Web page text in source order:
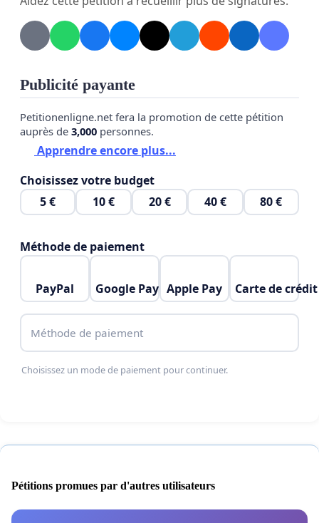
nourriture invendus dans les grandes surfaces.
Leur compte-rendu amènera à une taxe sur le
gaspillage pour les grandes surfaces.
pour réoganiser une société plus intelligente qui ne
court pas à sa perte.
Publicité payante
Petitionenligne.net fera la promotion de cette pétition
auprès de 3,000 personnes.
Apprendre encore plus...
Choisissez votre budget
5 €
10 € 20 € 40 € 80 €
Méthode de paiement
PayPal Google Pay Apple Pay Carte de crédit
Méthode de paiement
Choisissez un mode de paiement pour continuer.
Pétitions promues par d'autres utilisateurs